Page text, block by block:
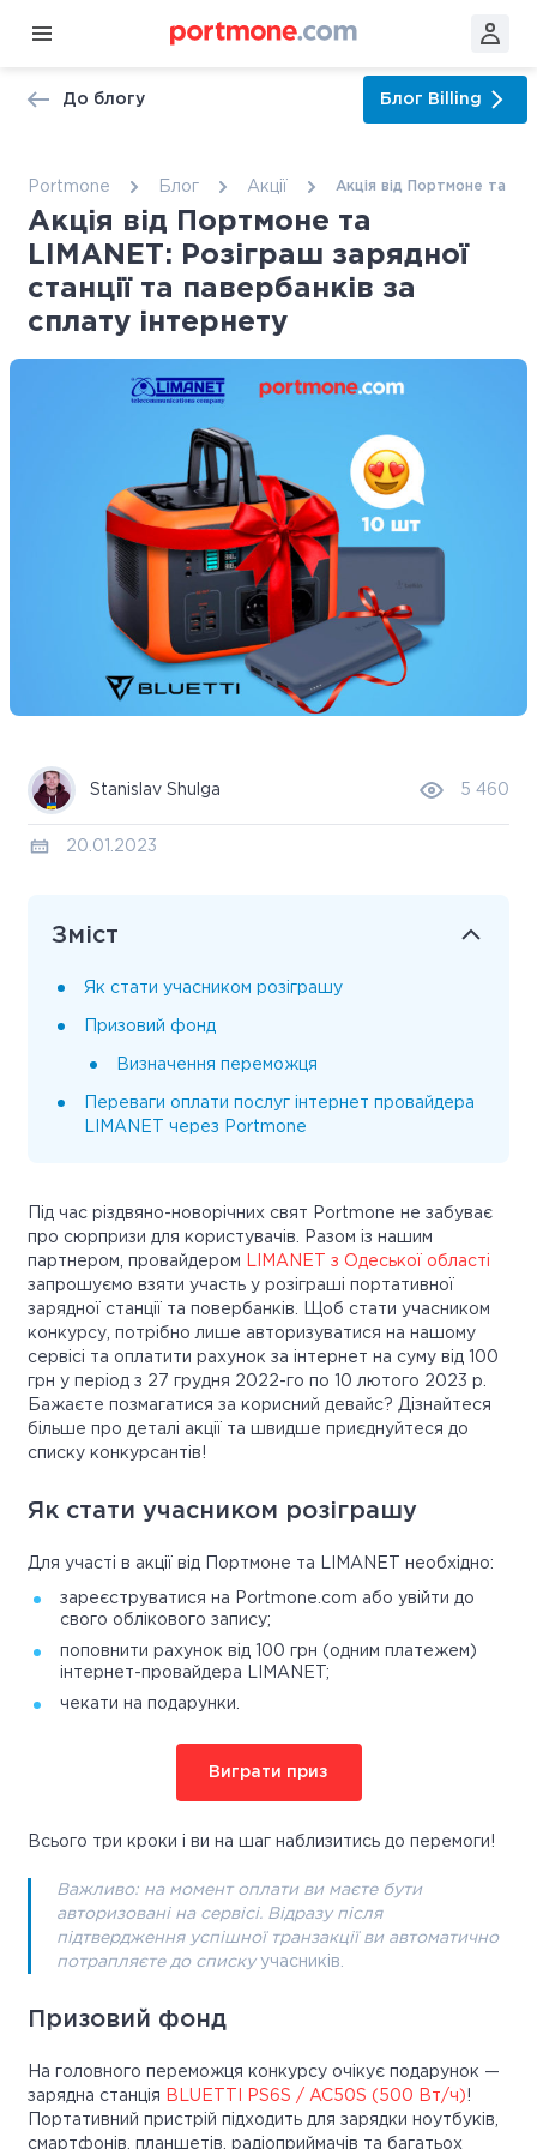
До блогу Блог Billing
Portmone Блог Акції Акція від Портмоне та
Акція від Портмоне та
LIMANET: Розіграш зарядної
станції та павербанків за
сплату інтернету
Stanislav Shulga 5 460
20.01.2023
Зміст
Як стати учасником розіграшу
Призовий фонд
Визначення переможця
Переваги оплати послуг інтернет провайдера
LIMANET через Portmone
Під час різдвяно-новорічних свят Portmone не забуває
про сюрпризи для користувачів. Разом із нашим
партнером, провайдером
LIMANET
з Одеської області
запрошуємо взяти участь у розіграші портативної
зарядної станції та повербанків. Щоб стати учасником
конкурсу, потрібно лише авторизуватися на нашому
сервісі та оплатити рахунок за інтернет на суму від 100
грн у період з 27 грудня 2022-го по 10 лютого 2023 р.
Бажаєте позмагатися за корисний девайс? Дізнайтеся
більше про деталі акції та швидше приєднуйтеся до
списку конкурсантів!
Як стати учасником розіграшу
Для участі в акції від Портмоне та LIMANET необхідно:
зареєструватися на Portmone.com або увійти до
свого облікового запису;
поповнити рахунок від 100 грн (одним платежем)
інтернет-провайдера LIMANET;
чекати на подарунки.
Виграти приз
Всього три кроки і ви на шаг наблизитись до перемоги!
Важливо: на момент оплати ви маєте бути
авторизовані на сервісі. Відразу після
підтвердження успішної транзакції ви автоматично
потрапляєте до списку учасників.
Призовий фонд
На головного переможця конкурсу очікує подарунок —
зарядна станція
BLUETTI PS6S / AC50S (500 Вт/ч)!
Портативний пристрій підходить для зарядки ноутбуків,
смартфонів, планшетів, радіоприймачів та багатьох